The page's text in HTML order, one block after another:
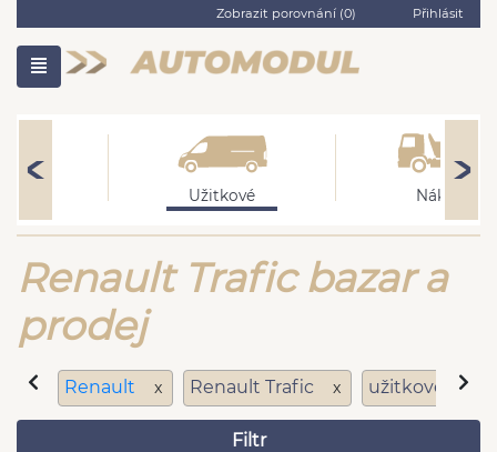
Zobrazit porovnání (0) Přihlásit
Užitkové Nákladní
Renault Trafic bazar a
prodej
Renault x Renault Trafic x užitkové x
Filtr